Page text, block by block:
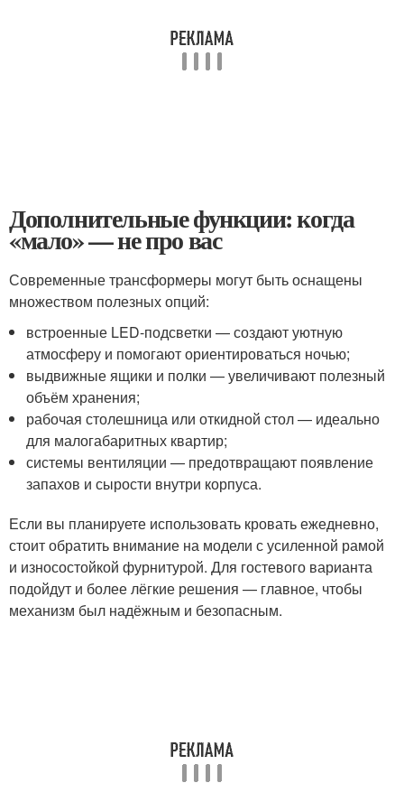
Дополнительные функции: когда
«мало» — не про вас
Современные трансформеры могут быть оснащены
множеством полезных опций:
встроенные LED-подсветки — создают уютную
атмосферу и помогают ориентироваться ночью;
выдвижные ящики и полки — увеличивают полезный
объём хранения;
рабочая столешница или откидной стол — идеально
для малогабаритных квартир;
системы вентиляции — предотвращают появление
запахов и сырости внутри корпуса.
Если вы планируете использовать кровать ежедневно,
стоит обратить внимание на модели с усиленной рамой
и износостойкой фурнитурой. Для гостевого варианта
подойдут и более лёгкие решения — главное, чтобы
механизм был надёжным и безопасным.